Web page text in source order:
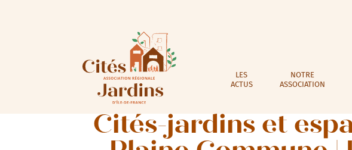
LES
ACTUS
NOTRE
ASSOCIATION
Cités-jardins et